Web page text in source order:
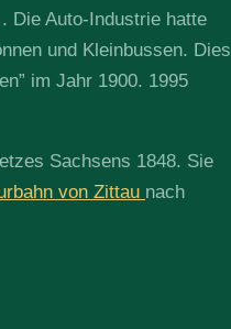
Die Auto-Industrie hatte
und Kleinbussen. Dies
im Jahr 1900. 1995
Sachsens 1848. Sie
von Zittau nach